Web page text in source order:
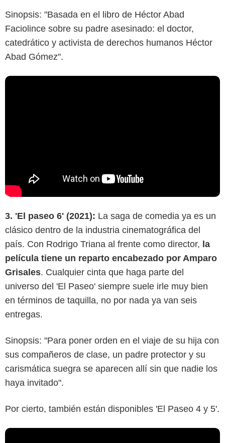
Sinopsis: "Basada en el libro de Héctor Abad
Faciolince sobre su padre asesinado: el doctor,
catedrático y activista de derechos humanos Héctor
Abad Gómez".
3. 'El paseo 6' (2021): La saga de comedia ya es un
clásico dentro de la industria cinematográfica del
país. Con Rodrigo Triana al frente como director, la
película tiene un reparto encabezado por Amparo
Grisales. Cualquier cinta que haga parte del
universo del 'El Paseo' siempre suele irle muy bien
en términos de taquilla, no por nada ya van seis
entregas.
Sinopsis: "Para poner orden en el viaje de su hija con
sus compañeros de clase, un padre protector y su
carismática suegra se aparecen allí sin que nadie los
haya invitado".
Por cierto, también están disponibles 'El Paseo 4 y 5'.